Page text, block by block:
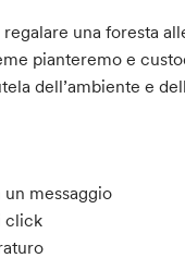
una foresta
pianteremo e
dell’ambiente e
messaggio
click